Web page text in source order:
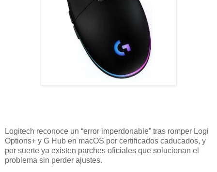
Logitech reconoce un “error imperdonable” tras romper Logi
Options+ y G Hub en macOS por certificados caducados, y
por suerte ya existen parches oficiales que solucionan el
problema sin perder ajustes.